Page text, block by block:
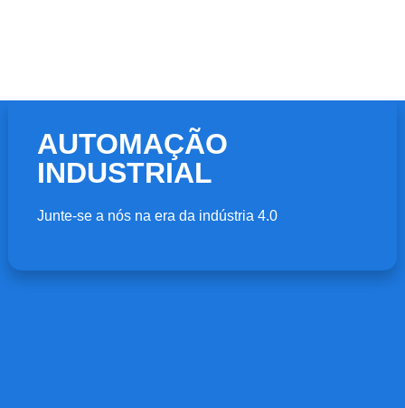
AUTOMAÇÃO
INDUSTRIAL
Junte-se a nós na era da indústria 4.0